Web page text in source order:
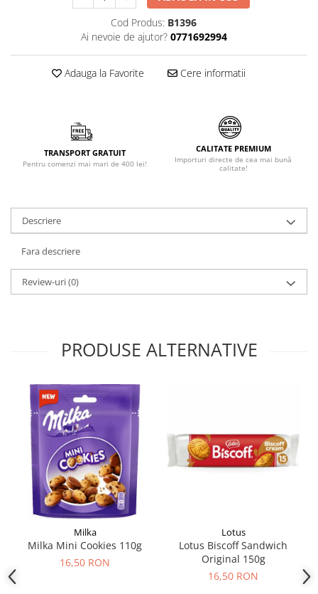
Condimente & Sare
Zahăr & Îndulcitori
Lapte & Condensat
Paste Italiene
Orez & Polenta
Cod Produs: B1396
Ai nevoie de ajutor? 0771692994
Adauga la Favorite Cere informatii
TRANSPORT GRATUIT
Pentru comenzi mai mari de 400 lei!
CALITATE PREMIUM
Importuri directe de cea mai bună
calitate!
Descriere
Fara descriere
Review-uri(0)
PRODUSE ALTERNATIVE
Milka
Milka Mini Cookies 110g
16,50 RON
Lotus
Lotus Biscoff Sandwich
Original 150g
16,50 RON